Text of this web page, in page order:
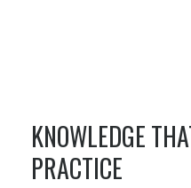
KNOWLEDGE
PRACTICE